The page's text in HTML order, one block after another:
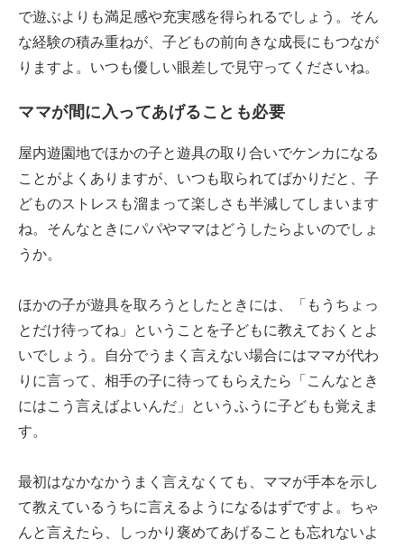
で遊ぶよりも満足感や充実感を得られるでしょう。そん
な経験の積み重ねが、子どもの前向きな成長にもつなが
りますよ。いつも優しい眼差しで見守ってくださいね。
ママが間に入ってあげることも必要
屋内遊園地でほかの子と遊具の取り合いでケンカになる
ことがよくありますが、いつも取られてばかりだと、子
どものストレスも溜まって楽しさも半減してしまいます
ね。そんなときにパパやママはどうしたらよいのでしょ
うか。
ほかの子が遊具を取ろうとしたときには、「もうちょっ
とだけ待ってね」ということを子どもに教えておくとよ
いでしょう。自分でうまく言えない場合にはママが代わ
りに言って、相手の子に待ってもらえたら「こんなとき
にはこう言えばよいんだ」というふうに子どもも覚えま
す。
最初はなかなかうまく言えなくても、ママが手本を示し
て教えているうちに言えるようになるはずですよ。ちゃ
んと言えたら、しっかり褒めてあげることも忘れないよ